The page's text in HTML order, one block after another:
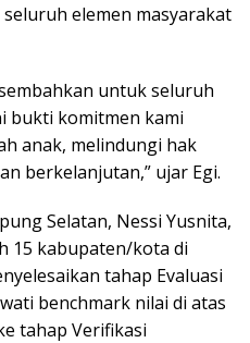
elemen masyarakat
untuk seluruh
bukti komitmen kami
anak, melindungi hak
berkelanjutan,” ujar Egi.
Selatan, Nessi Yusnita,
15 kabupaten/kota di
tahap Evaluasi
benchmark nilai di atas
tahap Verifikasi